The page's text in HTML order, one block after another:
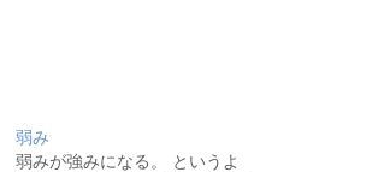
弱み
弱みが強みになる。 というよ